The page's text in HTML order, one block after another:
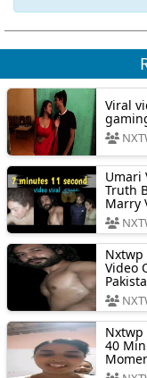
Viral
Umari
Truth
Marry
Nxtwp
Video
Nxtwp
40